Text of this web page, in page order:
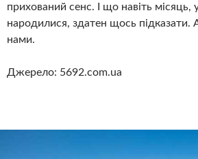
прихований сенс. І що навіть місяць,
народилися, здатен щось
нами.
Джерело: 5692.com.ua